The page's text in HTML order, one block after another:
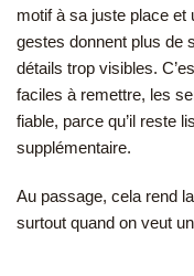
motif à sa juste place et
gestes donnent plus de
détails trop visibles.
faciles à remettre, les
fiable, parce qu’il reste
supplémentaire.
Au passage, cela rend
surtout quand on veut